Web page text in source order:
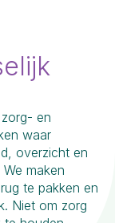
en
waar
overzicht en
maken
te pakken en
Niet om zorg